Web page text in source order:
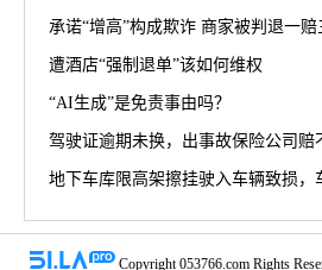
承诺“增高”构成欺诈 商家被判退一赔
遭酒店“强制退单”该如何维权
“AI生成”是免责事由吗？
驾驶证逾期未换，出事故保险公司赔
Copyright 053766.com Rights